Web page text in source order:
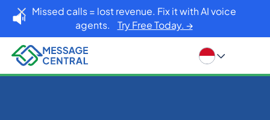
Missed calls = lost revenue. Fix it with AI voice
agents. Try Free Today. →